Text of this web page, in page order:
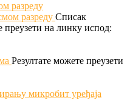
разреду
Списак
на линку испод:
Резултате можете преузети
микробит уређаја